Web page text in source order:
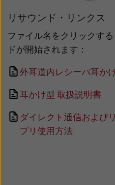
リサウンド・リンクス
ファイル名をクリックす
ドが開始されます：
外耳道内レシーバ耳か
耳かけ型 取扱説明書
ダイレクト通信および
プリ使用方法